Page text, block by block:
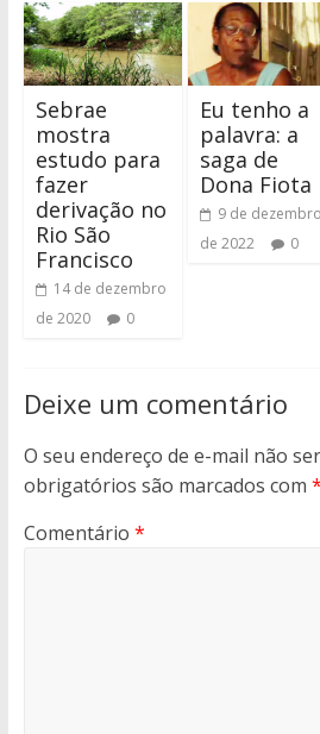
Sebrae
mostra
estudo para
fazer
derivação no
Rio São
Francisco
14 de dezembro
de 2020
0
Eu tenho a
palavra: a
saga de
Dona Fiota
9 de dezembro
de 2022
0
Deixe um comentário
O seu endereço de e-mail não
obrigatórios são marcados com *
Comentário *